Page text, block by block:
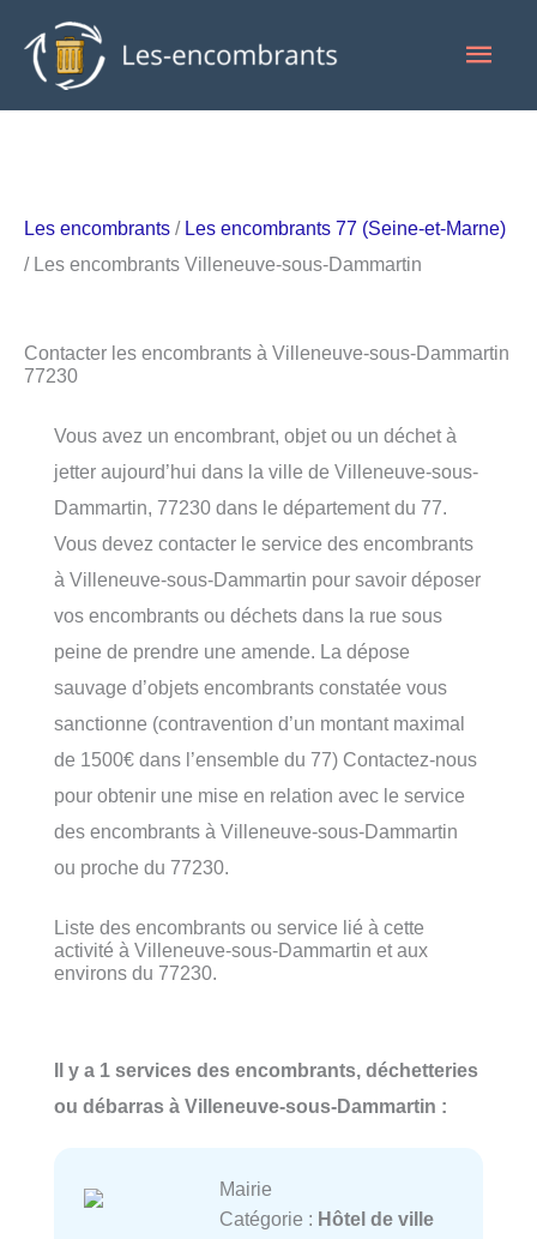
contenu
Les encombrants / Les encombrants 77 (Seine-et-Marne)
/ Les encombrants Villeneuve-sous-Dammartin
Contacter les encombrants à Villeneuve-sous-Dammartin
77230
Vous avez un encombrant, objet ou un déchet à
jetter aujourd’hui dans la ville de Villeneuve-sous-
Dammartin, 77230 dans le département du 77.
Vous devez contacter le service des encombrants
à Villeneuve-sous-Dammartin pour savoir déposer
vos encombrants ou déchets dans la rue sous
peine de prendre une amende. La dépose
sauvage d’objets encombrants constatée vous
sanctionne (contravention d’un montant maximal
de 1500€ dans l’ensemble du 77) Contactez-nous
pour obtenir une mise en relation avec le service
des encombrants à Villeneuve-sous-Dammartin
ou proche du 77230.
Liste des encombrants ou service lié à cette
activité à Villeneuve-sous-Dammartin et aux
environs du 77230.
Il y a 1 services des encombrants, déchetteries
ou débarras à Villeneuve-sous-Dammartin :
Mairie
Catégorie : Hôtel de ville